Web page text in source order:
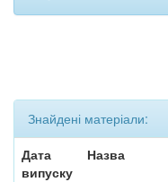
Знайдені матеріали:
Дата
випуску
Назва